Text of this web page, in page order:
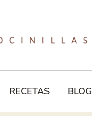
RECETAS BLOG